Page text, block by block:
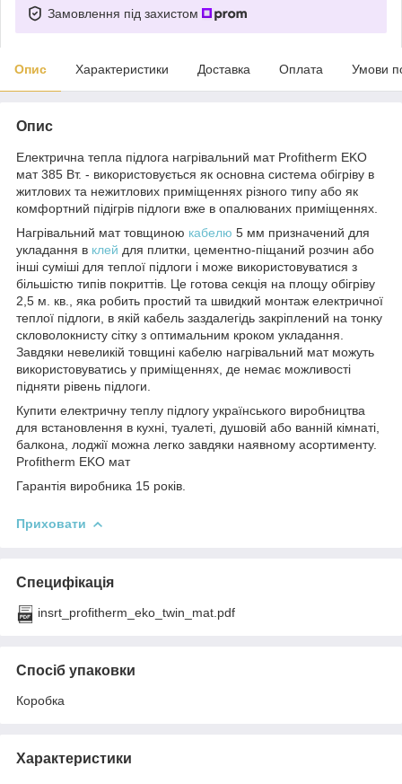
Замовлення під захистом
Опис Характеристики Доставка Оплата Умови
Опис
Електрична тепла підлога нагрівальний мат Profitherm EKO
мат 385 Вт. - використовується як основна система обігріву в
житлових та нежитлових приміщеннях різного типу або як
комфортний підігрів підлоги вже в опалюваних приміщеннях.
Нагрівальний мат товщиною кабелю 5 мм призначений для
укладання в клей для плитки, цементно-піщаний розчин або
інші суміші для теплої підлоги і може використовуватися з
більшістю типів покриттів. Це готова секція на площу обігріву
2,5 м. кв., яка робить простий та швидкий монтаж електричної
теплої підлоги, в якій кабель заздалегідь закріплений на тонку
скловолокнисту сітку з оптимальним кроком укладання.
Завдяки невеликій товщині кабелю нагрівальний мат можуть
використовуватись у приміщеннях, де немає можливості
підняти рівень підлоги.
Купити електричну теплу підлогу українського виробництва
для встановлення в кухні, туалеті, душовій або ванній кімнаті,
балкона, лоджії можна легко завдяки наявному асортименту.
Profitherm EKO мат
Гарантія виробника 15 років.
Приховати
Специфікація
insrt_profitherm_eko_twin_mat.pdf
Спосіб упаковки
Коробка
Характеристики